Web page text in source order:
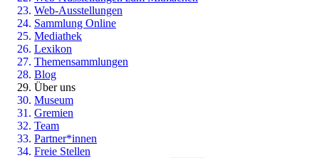
Web-Ausstellungen
Sammlung Online
Mediathek
Lexikon
Themensammlungen
Blog
Über uns
Museum
Gremien
Team
Partner*innen
Freie Stellen